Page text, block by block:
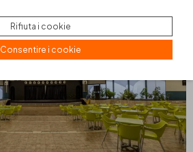
Rifiuta i cookie
Consentire i cookie